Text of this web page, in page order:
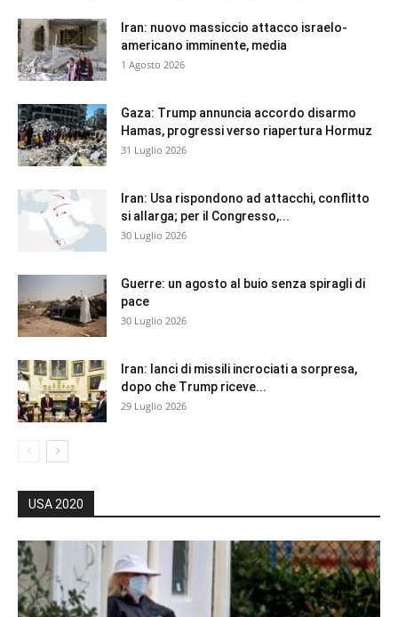
Iran: nuovo massiccio attacco israelo-
americano imminente, media
1 Agosto 2026
Gaza: Trump annuncia accordo disarmo
Hamas, progressi verso riapertura Hormuz
31 Luglio 2026
Iran: Usa rispondono ad attacchi, conflitto
si allarga; per il Congresso,...
30 Luglio 2026
Guerre: un agosto al buio senza spiragli di
pace
30 Luglio 2026
Iran: lanci di missili incrociati a sorpresa,
dopo che Trump riceve...
29 Luglio 2026
USA 2020